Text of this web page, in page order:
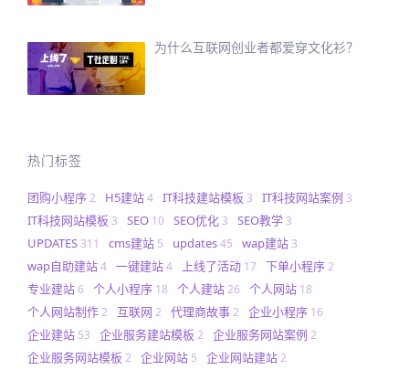
为什么互联网创业者都爱穿文化衫？
热门标签
团购小程序2 H5建站4 IT科技建站模板 3 IT科技网站案例 3
IT科技网站模板 3 SEO 10 SEO优化 3 SEO教学 3
UPDATES 311 cms建站 5 updates45 wap建站 3
wap自助建站4 一键建站4 上线了活动 17 下单小程序2
专业建站6 个人小程序 18 个人建站26 个人网站 18
个人网站制作2 互联网 2 代理商故事2 企业小程序 16
企业建站 53 企业服务建站模板 2 企业服务网站案例 2
企业服务网站模板 2 企业网站 5 企业网站建站2